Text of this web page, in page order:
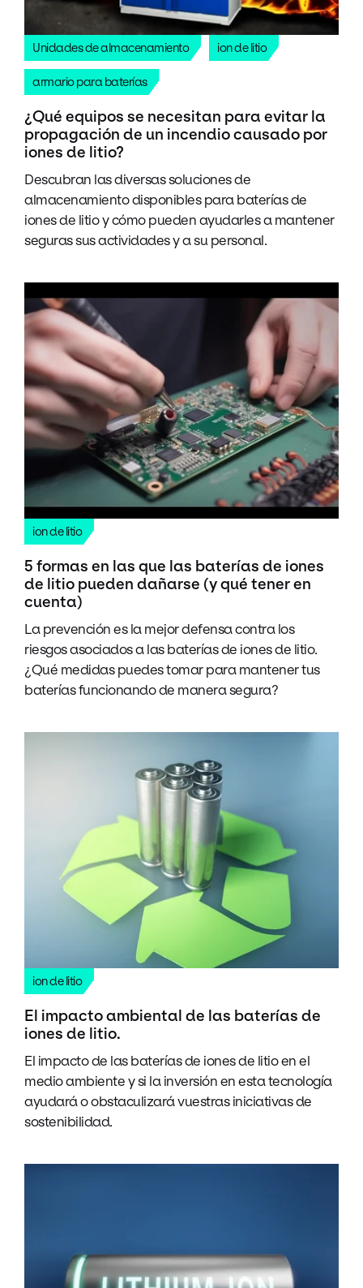
Unidades de almacenamiento ion de litio
armario para baterías
¿Qué equipos se necesitan para evitar la
propagación de un incendio causado por
iones de litio?
Descubran las diversas soluciones de
almacenamiento disponibles para baterías de
iones de litio y cómo pueden ayudarles a mantener
seguras sus actividades y a su personal.
ion de litio
5 formas en las que las baterías de iones
de litio pueden dañarse (y qué tener en
cuenta)
La prevención es la mejor defensa contra los
riesgos asociados a las baterías de iones de litio.
¿Qué medidas puedes tomar para mantener tus
baterías funcionando de manera segura?
ion de litio
El impacto ambiental de las baterías de
iones de litio.
El impacto de las baterías de iones de litio en el
medio ambiente y si la inversión en esta tecnología
ayudará o obstaculizará vuestras iniciativas de
sostenibilidad.